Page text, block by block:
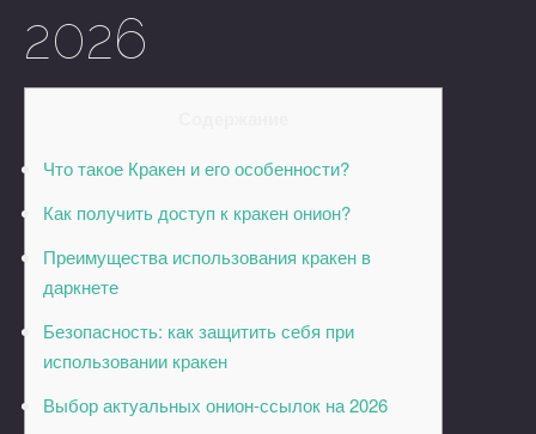
2026
Что такое Кракен и его особенности?
Как получить доступ к кракен онион?
Преимущества использования кракен в
даркнете
Безопасность: как защитить себя при
использовании кракен
Выбор актуальных онион-ссылок на 2026